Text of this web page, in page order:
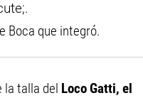
Boca que integró.
la talla del Loco Gatti, el